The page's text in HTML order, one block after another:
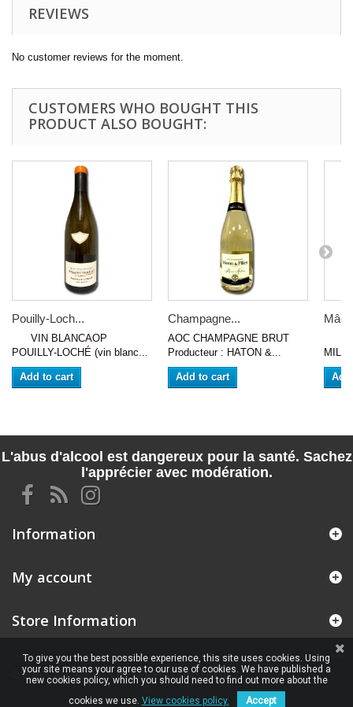
REVIEWS
No customer reviews for the moment.
CUSTOMERS WHO BOUGHT THIS
PRODUCT ALSO BOUGHT:
Pouilly-Loch...
VIN BLANCAOP
POUILLY-LOCHÉ (vin blanc...
Add to cart
Champagne...
AOC CHAMPAGNE BRUT
Producteur : HATON &...
Add to cart
L'abus d'alcool est dangereux pour la santé. Sachez
l'apprécier avec modération.
Information
© 2026 - ALL RIGHTS RESERVED VINSOLITE
My account
Store Information
To give you the best possible experience, this site uses cookies. Using
your site means your agree to our use of cookies. We have published a
new cookies policy, which you should need to find out more about the
cookies we use. View cookies policy. Accept